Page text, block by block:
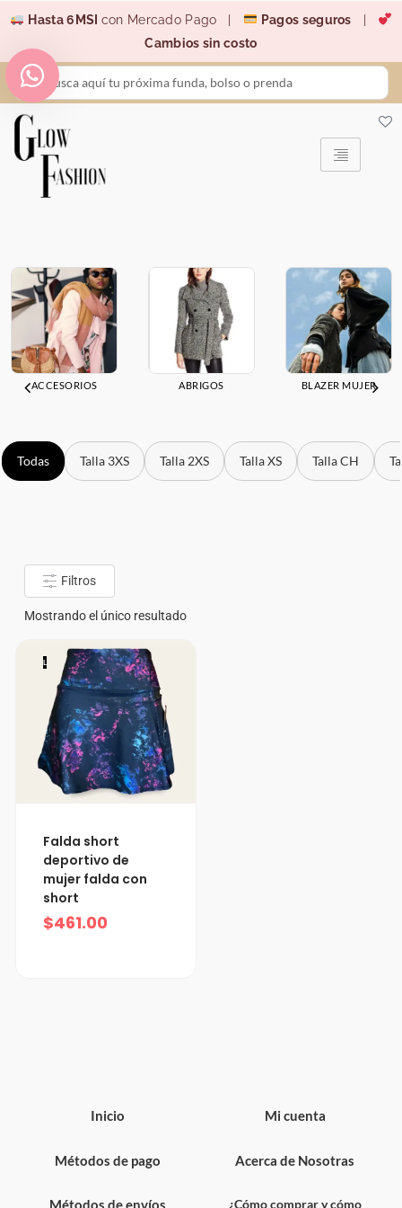
contenido
Hasta 6MSI con Mercado Pago | Pagos seguros
Cambios sin costo
Search
...
ACCESORIOS ABRIGOS BLAZER MUJER
Todas Talla 3XS Talla 2XS Talla XS Talla CH
Filtros
Mostrando el único resultado
L
Falda short
deportivo de
mujer falda con
short
$461.00
Inicio
Métodos de pago
Mi cuenta
Acerca de Nosotras
¿Cómo comprar y cómo